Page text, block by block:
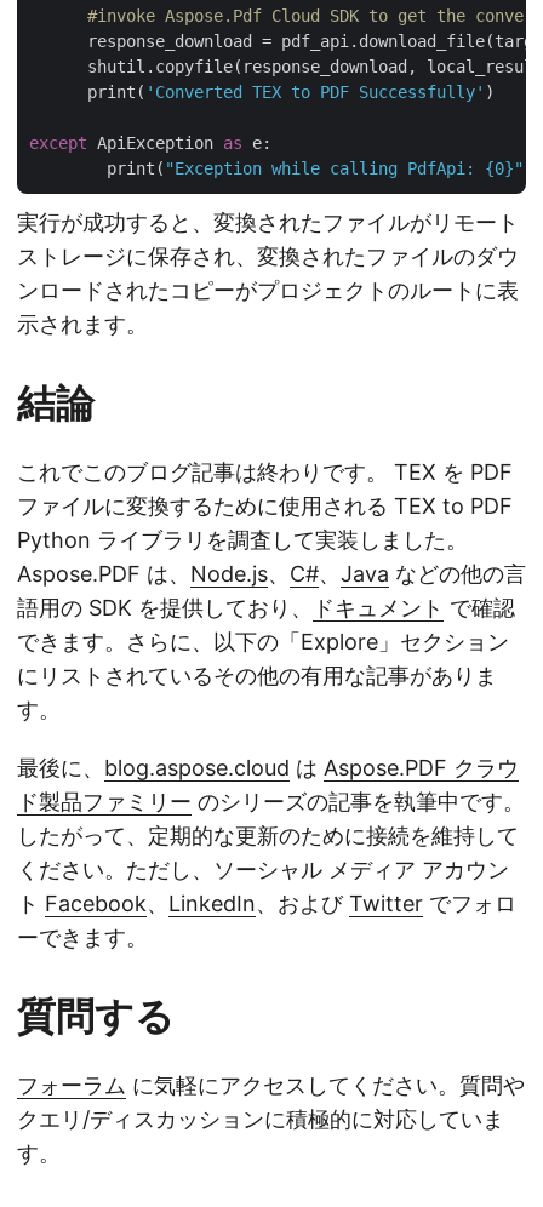
#invoke Aspose.Pdf Cloud SDK to get the
response_download =
shutil.copyfile(response_download,
      print(
'Converted TEX to PDF Successfully' )
except ApiException as e:
        print(
"Exception while calling PdfApi: {0}"
実行が成功すると、変換されたファイルがリモート
ストレージに保存され、変換されたファイルのダウ
ンロードされたコピーがプロジェクトのルートに表
示されます。
結論
これでこのブログ記事は終わりです。 TEX を PDF
ファイルに変換するために使用される TEX to PDF
Python ライブラリを調査して実装しました。
Aspose.PDF は、 Node.js、 C#、 Java などの他の言
語用の SDK を提供しており、
ドキュメント で確認
できます。さらに、以下の「Explore」セクション
にリストされているその他の有用な記事がありま
す。
最後に、 blog.aspose.cloud は Aspose.PDF クラウ
ド製品ファミリー のシリーズの記事を執筆中です。
したがって、定期的な更新のために接続を維持して
ください。ただし、ソーシャル メディア アカウン
ト Facebook、 LinkedIn、およびTwitter でフォロ
ーできます。
質問する
フォーラム に気軽にアクセスしてください。質問や
クエリ/ディスカッションに積極的に対応していま
す。